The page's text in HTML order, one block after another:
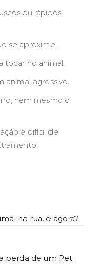
ou rápidos
se aproxime.
tocar no animal.
animal agressivo.
nem mesmo o
é difícil de
na rua, e agora?
perda de um Pet